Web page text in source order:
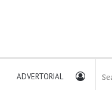
ADVERTORIAL Log